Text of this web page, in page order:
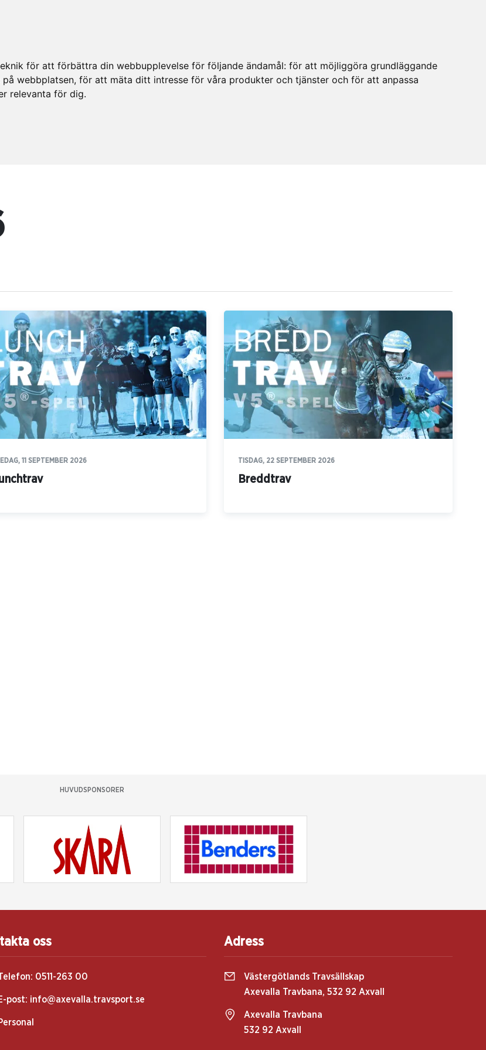
för att förbättra din webbupplevelse för följande ändamål: för att möjliggöra grundläggande
webbplatsen, för att mäta ditt intresse för våra produkter och tjänster och för att anpassa
relevanta för dig.
11 SEPTEMBER 2026 TISDAG, 22 SEPTEMBER 2026
Breddtrav
HUVUDSPONSORER
oss
0511-263 00
post: info@axevalla.travsport.se
Adress
Västergötlands Travsällskap
Axevalla Travbana, 532 92 Axvall
Axevalla Travbana
532 92 Axvall